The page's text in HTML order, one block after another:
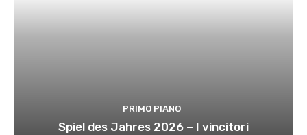
PRIMO PIANO
Spiel des Jahres 2026 – I vincitori